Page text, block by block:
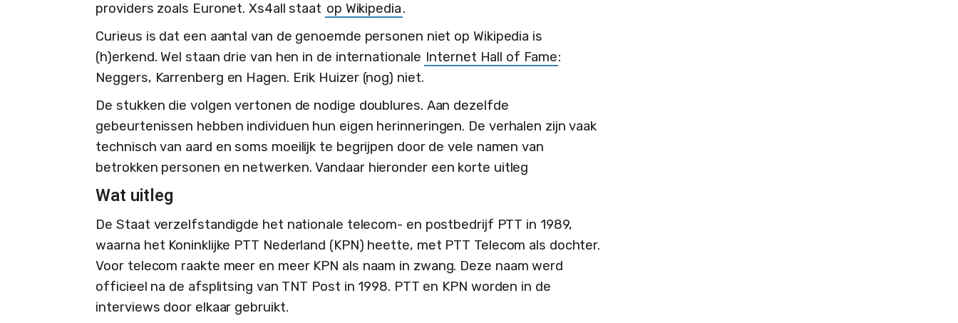
providers zoals Euronet. Xs4all staat op Wikipedia.
Curieus is dat een aantal van de genoemde personen niet op Wikipedia is
(h)erkend. Wel staan drie van hen in de internationale Internet Hall of Fame:
Neggers, Karrenberg en Hagen. Erik Huizer (nog) niet.
De stukken die volgen vertonen de nodige doublures. Aan dezelfde
gebeurtenissen hebben individuen hun eigen herinneringen. De verhalen zijn vaak
technisch van aard en soms moeilijk te begrijpen door de vele namen van
betrokken personen en netwerken. Vandaar hieronder een korte uitleg
Wat uitleg
De Staat verzelfstandigde het nationale telecom- en postbedrijf PTT in 1989,
waarna het Koninklijke PTT Nederland (KPN) heette, met PTT Telecom als dochter.
Voor telecom raakte meer en meer KPN als naam in zwang. Deze naam werd
officieel na de afsplitsing van TNT Post in 1998. PTT en KPN worden in de
interviews door elkaar gebruikt.